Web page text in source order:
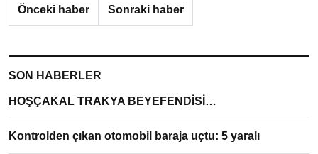
Önceki haber Sonraki haber
SON HABERLER
HOŞÇAKAL TRAKYA BEYEFENDİSİ…
Kontrolden çıkan otomobil baraja uçtu: 5 yaralı